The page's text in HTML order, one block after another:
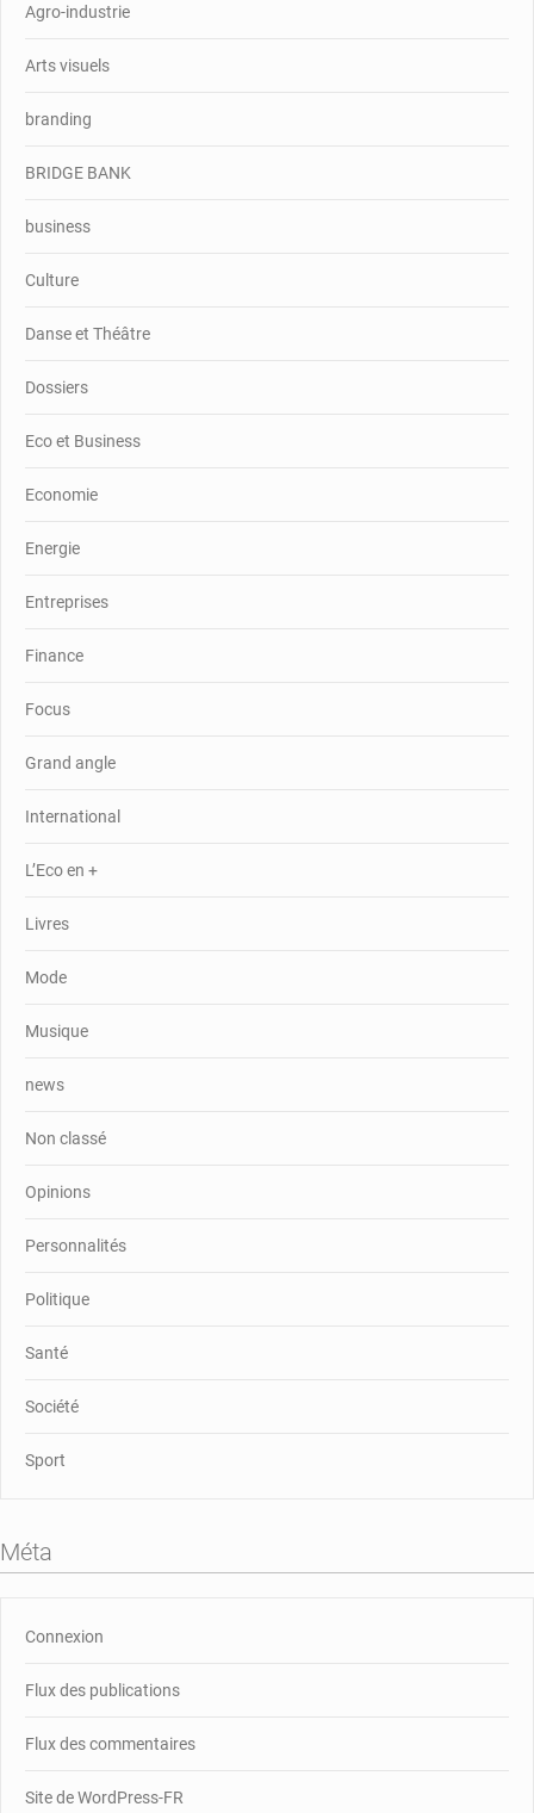
Agro-industrie
Arts visuels
branding
BRIDGE BANK
business
Culture
Danse et Théâtre
Dossiers
Eco et Business
Economie
Energie
Entreprises
Finance
Focus
Grand angle
International
L’Eco en +
Livres
Mode
Musique
news
Non classé
Opinions
Personnalités
Politique
Santé
Société
Sport
Méta
Connexion
Flux des publications
Flux des commentaires
Site de WordPress-FR